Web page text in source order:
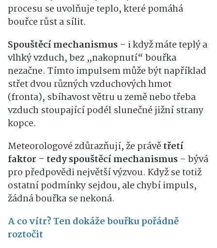
procesu se uvolňuje teplo, které pomáhá
bouřce růst a sílit.
Spouštěcí mechanismus – i když máte teplý a
vlhký vzduch, bez „nakopnutí“ bouřka
nezačne. Tímto impulsem může být například
střet dvou různých vzduchových hmot
(fronta), sbíhavost větru u země nebo třeba
vzduch stoupající podél slunečné jižní strany
kopce.
Meteorologové zdůrazňují, že právětřetí
faktor – tedy spouštěcí mechanismus – bývá
pro předpovědi největší výzvou. Když se totiž
ostatní podmínky sejdou, ale chybí impuls,
žádná bouřka se nekoná.
A co vítr? Ten dokáže bouřku pořádně
roztočit